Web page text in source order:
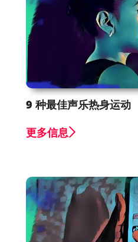
9 种最佳声乐热身运动
更多信息